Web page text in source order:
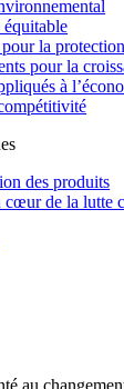
pour la
pour la
à
des produits
cœur de la lutte
au